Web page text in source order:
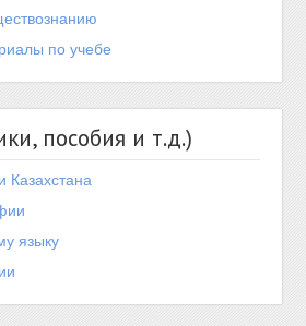
по учебе
пособия и т.д.)
Казахстана
языку